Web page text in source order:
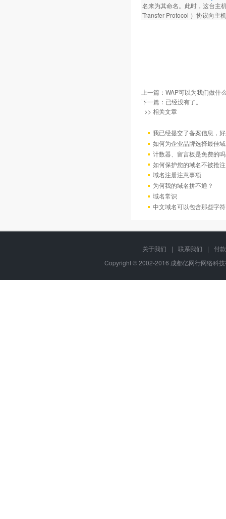
名来为其命名。此时，这台主
Transfer Protocol ）协议向主
上一篇： WAP可以为我们做什
下一篇：已经没有了。
>> 相关文章
我已经提交了备案信息，
如何为企业品牌选择最佳
计数器、留言板是免费的
如何保护您的域名不被抢注
域名注册注意事项
为何我的域名拼不通？
域名常识
中文域名可以包含那些字
关于我们 | 联系我们 |
付
Copyright © 2002-2016 成都亿网行网络科